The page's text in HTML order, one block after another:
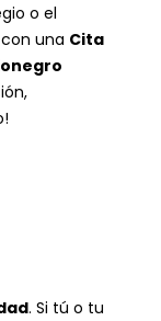
o el
una Cita
. Si tú o tu